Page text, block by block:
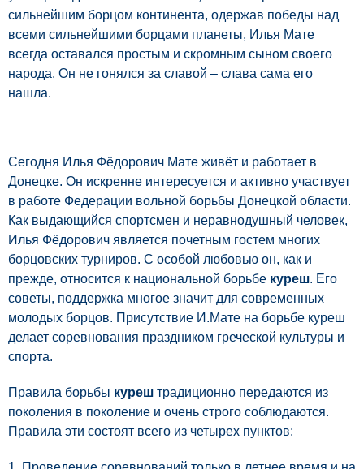
сильнейшим борцом континента, одержав победы над
всеми сильнейшими борцами планеты, Илья Мате
всегда оставался простым и скромным сыном своего
народа. Он не гонялся за славой – слава сама его
нашла.
Сегодня Илья Фёдорович Мате живёт и работает в
Донецке. Он искренне интересуется и активно участвует
в работе Федерации вольной борьбы Донецкой области.
Как выдающийся спортсмен и неравнодушный человек,
Илья Фёдорович является почетным гостем многих
борцовских турниров. С особой любовью он, как и
прежде, относится к национальной борьбе куреш. Его
советы, поддержка многое значит для современных
молодых борцов. Присутствие И.Мате на борьбе куреш
делает соревнования праздником греческой культуры и
спорта.
Правила борьбы куреш традиционно передаются из
поколения в поколение и очень строго соблюдаются.
Правила эти состоят всего из четырех пунктов: